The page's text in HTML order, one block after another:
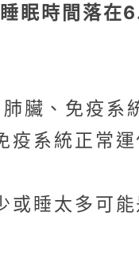
眠時間落
臟、免疫系
系統正常運
睡太多可